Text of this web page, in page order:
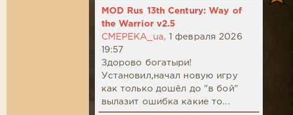
MOD Rus 13th Century: Way of
the Warrior v2.5
CMEPEKA_ua,
1 февраля 2026
19:57
Здорово богатыри!
Установил,начал новую игру
как только дошёл до "в бой"
вылазит ошибка какие то...